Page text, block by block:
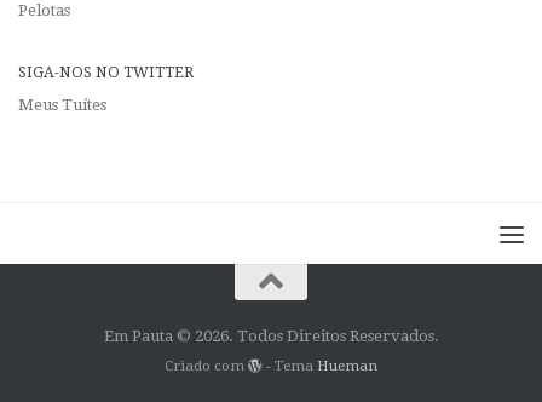
Pelotas
SIGA-NOS NO TWITTER
Meus Tuítes
Em Pauta © 2026. Todos Direitos Reservados.
Criado com - Tema Hueman